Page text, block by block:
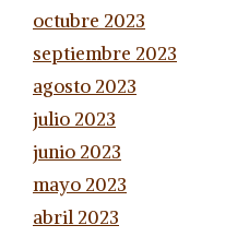
octubre 2023
septiembre 2023
agosto 2023
julio 2023
junio 2023
mayo 2023
abril 2023